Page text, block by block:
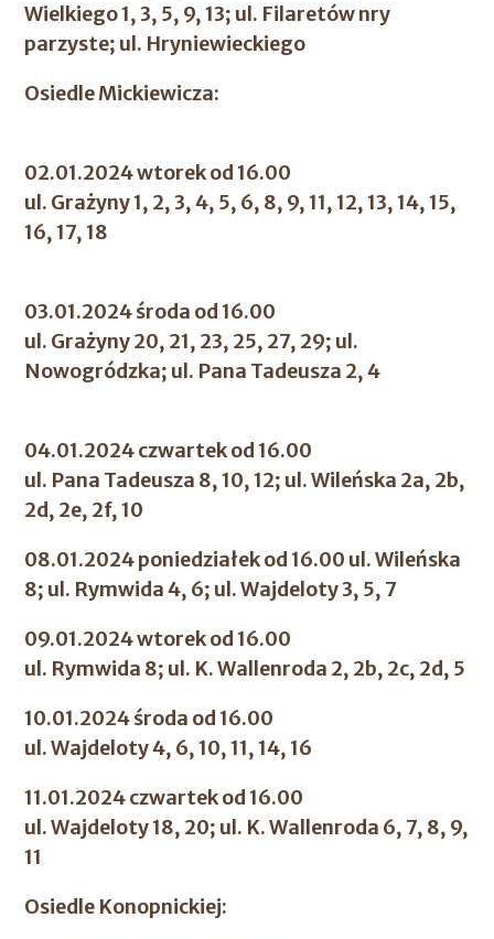
Wielkiego 1, 3, 5, 9, 13; ul. Filaretów nry
parzyste; ul. Hryniewieckiego
Osiedle Mickiewicza:
02.01.2024 wtorek od 16.00
ul. Grażyny 1, 2, 3, 4, 5, 6, 8, 9, 11, 12, 13, 14, 15,
16, 17, 18
03.01.2024 środa od 16.00
ul. Grażyny 20, 21, 23, 25, 27, 29; ul.
Nowogródzka; ul. Pana Tadeusza 2, 4
04.01.2024 czwartek od 16.00
ul. Pana Tadeusza 8, 10, 12; ul. Wileńska 2a, 2b,
2d, 2e, 2f, 10
08.01.2024 poniedziałek od 16.00 ul. Wileńska
8; ul. Rymwida 4, 6; ul. Wajdeloty 3, 5, 7
09.01.2024 wtorek od 16.00
ul. Rymwida 8; ul. K. Wallenroda 2, 2b, 2c, 2d, 5
10.01.2024 środa od 16.00
ul. Wajdeloty 4, 6, 10, 11, 14, 16
11.01.2024 czwartek od 16.00
ul. Wajdeloty 18, 20; ul. K. Wallenroda 6, 7, 8, 9,
11
Osiedle Konopnickiej: